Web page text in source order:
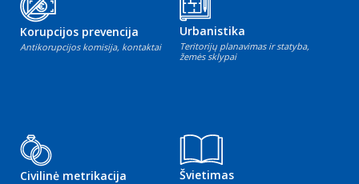
Korupcijos prevencija
Antikorupcijos komisija, kontaktai
Urbanistika
Teritorijų planavimas ir statyba,
žemės sklypai
Civilinė metrikacija Švietimas